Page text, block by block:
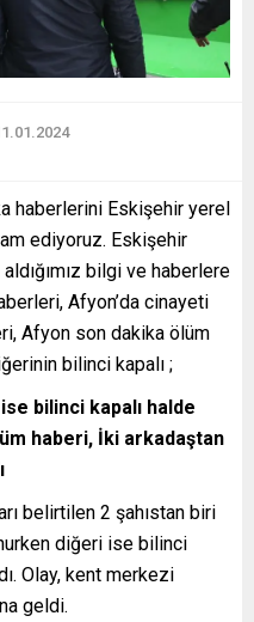
haberlerini Eskişehir yerel
ediyoruz. Eskişehir
bilgi ve haberlere
Afyon’da cinayeti
Afyon son dakika ölüm
bilinci kapalı ;
bilinci kapalı halde
haberi, İki arkadaştan
belirtilen 2 şahıstan biri
diğeri ise bilinci
Olay, kent merkezi
geldi.